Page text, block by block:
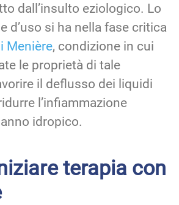
dall’insulto eziologico. Lo
d’uso si ha nella fase critica
Menière, condizione in cui
le proprietà di tale
il deflusso dei liquidi
l’infiammazione
idropico.
terapia con